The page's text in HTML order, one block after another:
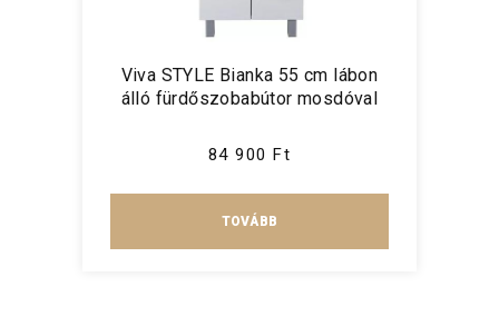
Viva STYLE Bianka 55 cm lábon
álló fürdőszobabútor mosdóval
84 900 Ft
TOVÁBB